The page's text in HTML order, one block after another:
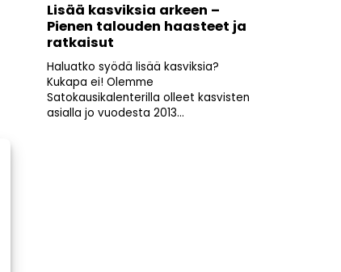
Lisää kasviksia arkeen –
Pienen talouden haasteet ja
ratkaisut
Haluatko syödä lisää kasviksia?
Kukapa ei! Olemme
Satokausikalenterilla olleet kasvisten
asialla jo vuodesta 2013...